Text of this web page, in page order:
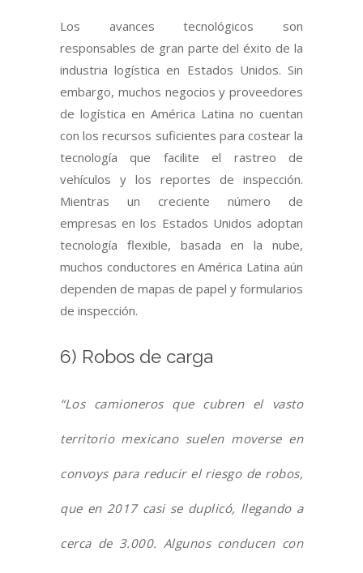
Los avances tecnológicos son
responsables de gran parte del éxito de la
industria logística en Estados Unidos. Sin
embargo, muchos negocios y proveedores
de logística en América Latina no cuentan
con los recursos suficientes para costear la
tecnología que facilite el rastreo de
vehículos y los reportes de inspección.
Mientras un creciente número de
empresas en los Estados Unidos adoptan
tecnología flexible, basada en la nube,
muchos conductores en América Latina aún
dependen de mapas de papel y formularios
de inspección.
6) Robos de carga
“Los camioneros que cubren el vasto
territorio mexicano suelen moverse en
convoys para reducir el riesgo de robos,
que en 2017 casi se duplicó, llegando a
cerca de 3.000. Algunos conducen con